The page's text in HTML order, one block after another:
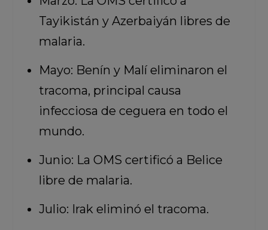
Tayikistán y Azerbaiyán libres de
malaria.
Mayo: Benín y Malí eliminaron el
tracoma, principal causa
infecciosa de ceguera en todo el
mundo.
Junio: La OMS certificó a Belice
libre de malaria.
Julio: Irak eliminó el tracoma.